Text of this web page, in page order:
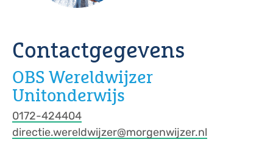
Contactgegevens
OBS Wereldwijzer
Unitonderwijs
0172-424404
directie.wereldwijzer@morgenwijzer.nl